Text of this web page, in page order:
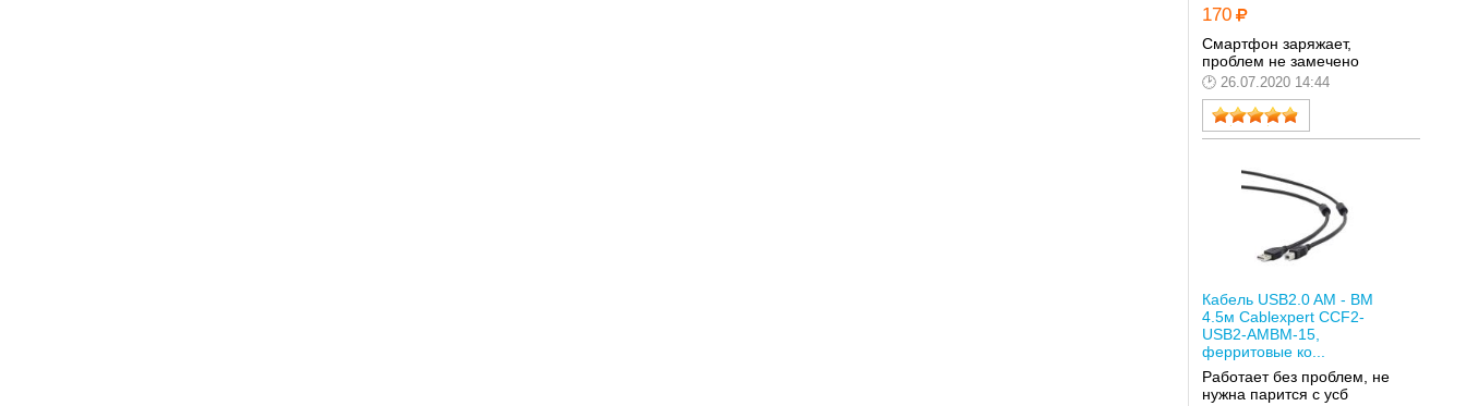
170
Смартфон заряжает,
проблем не замечено
26.07.2020 14:44
Кабель USB2.0 AM - BM
4.5м Cablexpert CCF2-
USB2-AMBM-15,
ферритовые ко...
Работает без проблем, не
нужна парится с усб